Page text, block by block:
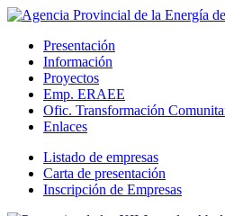
Presentación
Información
Proyectos
Emp. ERAEE
Ofic. Transformación
Enlaces
Listado de empresas
Carta de presentación
Inscripción de Empresas